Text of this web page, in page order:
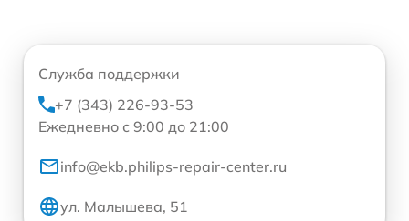
Служба поддержки
+7 (343) 226-93-53
Ежедневно с 9:00 до 21:00
info@ekb.philips-repair-center.ru
ул. Малышева, 51